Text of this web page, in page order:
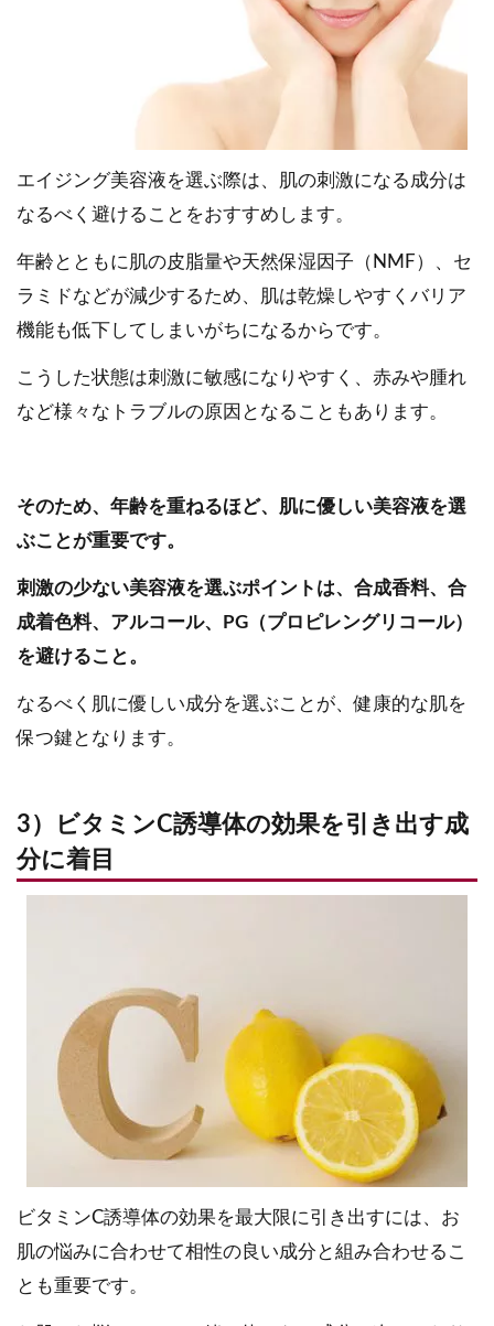
エイジング美容液を選ぶ際は、肌の刺激になる成分は
なるべく避けることをおすすめします。
年齢とともに肌の皮脂量や天然保湿因子（NMF）、セ
ラミドなどが減少するため、肌は乾燥しやすくバリア
機能も低下してしまいがちになるからです。
こうした状態は刺激に敏感になりやすく、赤みや腫れ
など様々なトラブルの原因となることもあります。
そのため、年齢を重ねるほど、肌に優しい美容液を選
ぶことが重要です。
刺激の少ない美容液を選ぶポイントは、合成香料、合
成着色料、アルコール、PG（プロピレングリコール）
を避けること。
なるべく肌に優しい成分を選ぶことが、健康的な肌を
保つ鍵となります。
3）ビタミンC誘導体の効果を引き出す成
分に着目
ビタミンC誘導体の効果を最大限に引き出すには、お
肌の悩みに合わせて相性の良い成分と組み合わせるこ
とも重要です。